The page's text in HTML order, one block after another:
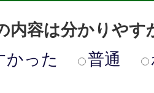
内容は分かりやす
かった
普通